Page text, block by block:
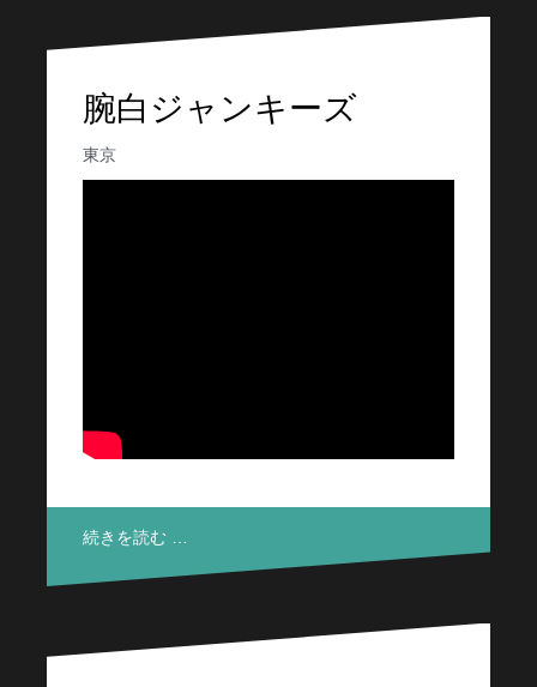
腕白ジャンキーズ
東京
続きを読む …